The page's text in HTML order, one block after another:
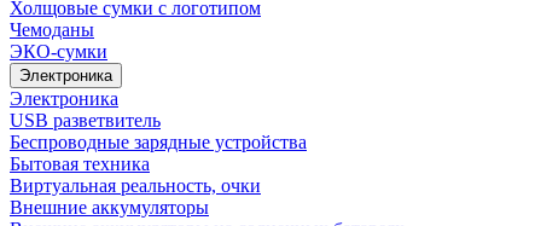
Холщовые сумки с логотипом
Чемоданы
ЭКО-сумки
Электроника
Электроника
USB разветвитель
Беспроводные зарядные устройства
Бытовая техника
Виртуальная реальность, очки
Внешние аккумуляторы